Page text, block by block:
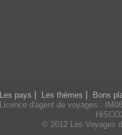
Les pays Les thèmes
Bons
Licence d'agent de voyages :
© 2012 Les Voyages